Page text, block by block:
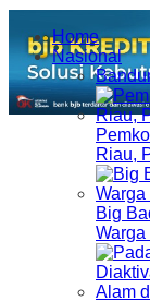
Home
Nasional
Riau,
Big